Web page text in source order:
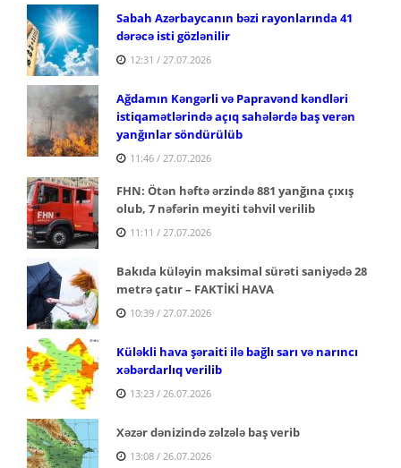
Sabah Azərbaycanın bəzi rayonlarında 41
dərəcə isti gözlənilir
12:31 / 27.07.2026
Ağdamın Kəngərli və Papravənd kəndləri
istiqamətlərində açıq sahələrdə baş verən
yanğınlar söndürülüb
11:46 / 27.07.2026
FHN: Ötən həftə ərzində 881 yanğına çıxış
olub, 7 nəfərin meyiti təhvil verilib
11:11 / 27.07.2026
Bakıda küləyin maksimal sürəti saniyədə 28
metrə çatır – FAKTİKİ HAVA
10:39 / 27.07.2026
Küləkli hava şəraiti ilə bağlı sarı və narıncı
xəbərdarlıq verilib
13:23 / 26.07.2026
Xəzər dənizində zəlzələ baş verib
13:08 / 26.07.2026